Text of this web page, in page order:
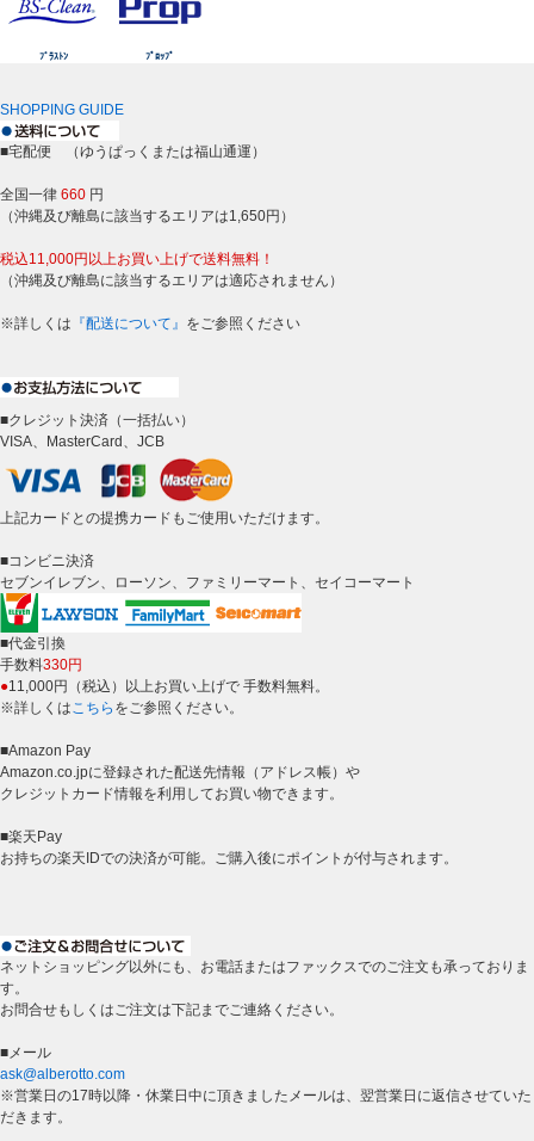
ﾌﾞﾗｽﾄﾝ ﾌﾟﾛｯﾌﾟ
SHOPPING GUIDE
■宅配便 （ゆうぱっくまたは福山通運）
全国一律 660 円
（沖縄及び離島に該当するエリアは1,650円）
税込11,000円以上お買い上げで送料無料！
（沖縄及び離島に該当するエリアは適応されません）
※詳しくは 『配送について』 をご参照ください
■クレジット決済（一括払い）
VISA、MasterCard、JCB
上記カードとの提携カードもご使用いただけます。
■コンビニ決済
セブンイレブン、ローソン、ファミリーマート、セイコーマート
■代金引換
手数料330円
●11,000円（税込）以上お買い上げで 手数料無料。
※詳しくはこちら をご参照ください。
■Amazon Pay
Amazon.co.jpに登録された配送先情報（アドレス帳）や
クレジットカード情報を利用してお買い物できます。
■楽天Pay
お持ちの楽天IDでの決済が可能。ご購入後にポイントが付与されます。
ネットショッピング以外にも、お電話またはファックスでのご注文も承っておりま
す。
お問合せもしくはご注文は下記までご連絡ください。
■メール
ask@alberotto.com
※営業日の17時以降・休業日中に頂きましたメールは、翌営業日に返信させていた
だきます。